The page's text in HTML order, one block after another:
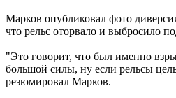
Марков опубликовал фото
что рельс оторвало и выбросило
"Это говорит, что был именно
большой силы, ну если рельсы
резюмировал Марков.